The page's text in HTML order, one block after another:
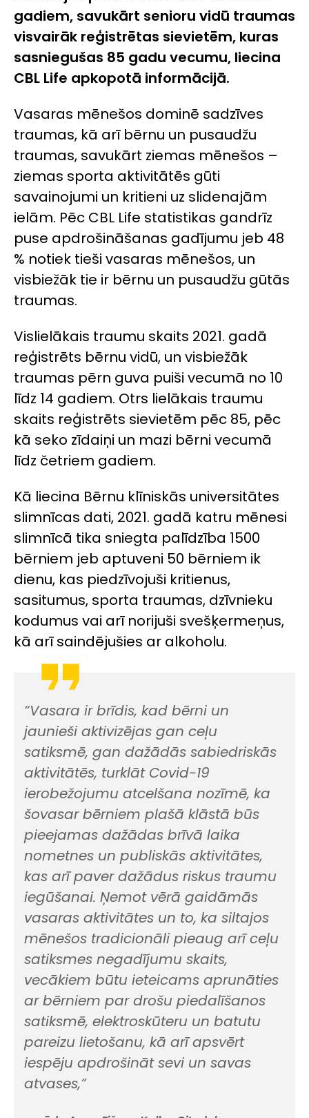
gadiem, savukārt senioru vidū traumas
visvairāk reģistrētas sievietēm, kuras
sasniegušas 85 gadu vecumu, liecina
CBL Life apkopotā informācijā.
Vasaras mēnešos dominē sadzīves
traumas, kā arī bērnu un pusaudžu
traumas, savukārt ziemas mēnešos –
ziemas sporta aktivitātēs gūti
savainojumi un kritieni uz slidenajām
ielām. Pēc CBL Life statistikas gandrīz
puse apdrošināšanas gadījumu jeb 48
% notiek tieši vasaras mēnešos, un
visbiežāk tie ir bērnu un pusaudžu gūtās
traumas.
Vislielākais traumu skaits 2021. gadā
reģistrēts bērnu vidū, un visbiežāk
traumas pērn guva puiši vecumā no 10
līdz 14 gadiem. Otrs lielākais traumu
skaits reģistrēts sievietēm pēc 85, pēc
kā seko zīdaiņi un mazi bērni vecumā
līdz četriem gadiem.
Kā liecina Bērnu klīniskās universitātes
slimnīcas dati, 2021. gadā katru mēnesi
slimnīcā tika sniegta palīdzība 1500
bērniem jeb aptuveni 50 bērniem ik
dienu, kas piedzīvojuši kritienus,
sasitumus, sporta traumas, dzīvnieku
kodumus vai arī norijuši svešķermeņus,
kā arī saindējušies ar alkoholu.
“Vasara ir brīdis, kad bērni un
jaunieši aktivizējas gan ceļu
satiksmē, gan dažādās sabiedriskās
aktivitātēs, turklāt Covid-19
ierobežojumu atcelšana nozīmē, ka
šovasar bērniem plašā klāstā būs
pieejamas dažādas brīvā laika
nometnes un publiskās aktivitātes,
kas arī paver dažādus riskus traumu
iegūšanai. Ņemot vērā gaidāmās
vasaras aktivitātes un to, ka siltajos
mēnešos tradicionāli pieaug arī ceļu
satiksmes negadījumu skaits,
vecākiem būtu ieteicams aprunāties
ar bērniem par drošu piedalīšanos
satiksmē, elektroskūteru un batutu
pareizu lietošanu, kā arī apsvērt
iespēju apdrošināt sevi un savas
atvases,”